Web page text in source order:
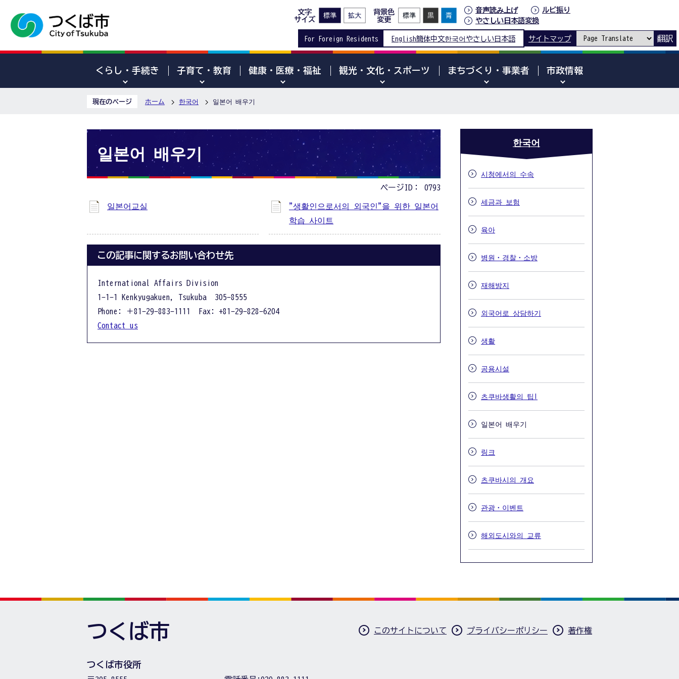
文字
サイズ
背景色
変更
音声読み上げ
ルビ振り
やさしい日本語変換
For Foreign Residents English簡体中文한국어 やさしい日本語 サイトマップ 翻訳
くらし・手続き 子育て・教育 健康・医療・福祉 観光・文化・スポーツ まちづくり・事業者 市政情報
現在のページ ホーム 한국어 일본어 배우기
일본어 배우기
ページID： 0793
일본어교실
"생활인으로서의 외국인"을 위한 일본어
학습 사이트
この記事に関するお問い合わせ先
International Affairs Division
1-1-1 Kenkyugakuen, Tsukuba 305-8555
Phone: ＋81-29-883-1111 Fax: +81-29-828-6204
Contact us
한국어
시청에서의 수속
세금과 보험
육아
병원・경찰・소방
재해방지
외국어로 상담하기
생활
공용시설
츠쿠바생활의 팁!
일본어 배우기
링크
츠쿠바시의 개요
관광・이벤트
해외도시와의 교류
つくば市 このサイトについて プライバシーポリシー 著作権
つくば市役所